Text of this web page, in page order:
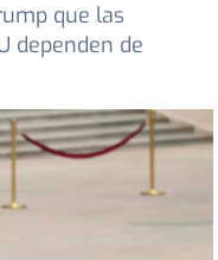
que las
dependen de